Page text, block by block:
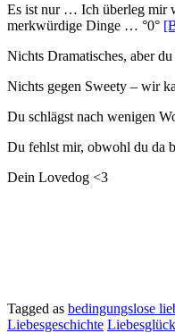
Es ist nur … Ich überleg mir
merkwürdige Dinge … °0°
Nichts Dramatisches, aber
Nichts gegen Sweety – wir
Du schlägst nach wenigen
Du fehlst mir, obwohl du da
Dein Lovedog <3
Tagged as bedingungslose
Liebesgeschichte Liebesglück